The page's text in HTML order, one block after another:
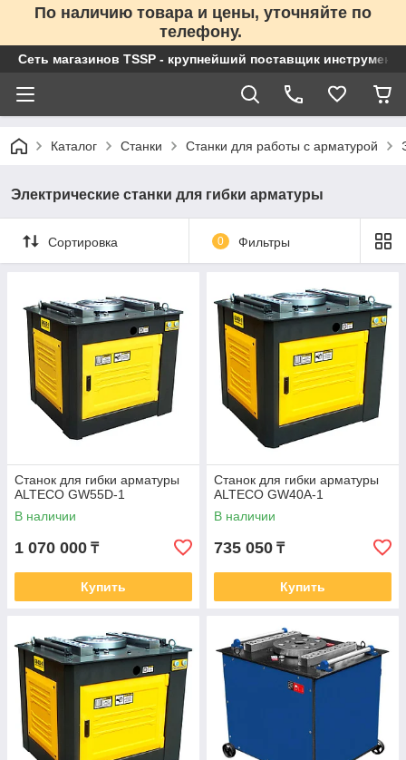
По наличию товара и цены, уточняйте по
телефону.
Сеть магазинов TSSP - крупнейший поставщик
Каталог Станки Станки для работы с арматурой
Электрические станки для гибки арматуры
Сортировка 0 Фильтры
Станок для гибки арматуры
ALTECO GW55D-1
В наличии
1 070 000 ₸
Купить
Станок для гибки арматуры
ALTECO GW40A-1
В наличии
735 050 ₸
Купить